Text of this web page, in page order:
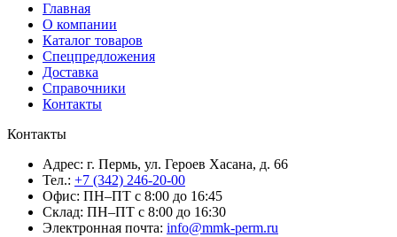
Главная
О компании
Каталог товаров
Спецпредложения
Доставка
Справочники
Контакты
Контакты
Адрес: г. Пермь, ул. Героев Хасана, д. 66
Тел.: +7 (342) 246-20-00
Офис: ПН–ПТ с 8:00 до 16:45
Склад: ПН–ПТ с 8:00 до 16:30
Электронная почта: info@mmk-perm.ru